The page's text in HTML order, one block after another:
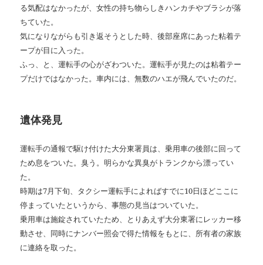
る気配はなかったが、女性の持ち物らしきハンカチやブラシが落
ちていた。
気になりながらも引き返そうとした時、後部座席にあった粘着テ
ープが目に入った。
ふっ、と、運転手の心がざわついた。運転手が見たのは粘着テー
プだけではなかった。車内には、無数のハエが飛んでいたのだ。
遺体発見
運転手の通報で駆け付けた大分東署員は、乗用車の後部に回って
ため息をついた。臭う。明らかな異臭がトランクから漂ってい
た。
時期は7月下旬、タクシー運転手によればすでに10日ほどここに
停まっていたというから、事態の見当はついていた。
乗用車は施錠されていたため、とりあえず大分東署にレッカー移
動させ、同時にナンバー照会で得た情報をもとに、所有者の家族
に連絡を取った。